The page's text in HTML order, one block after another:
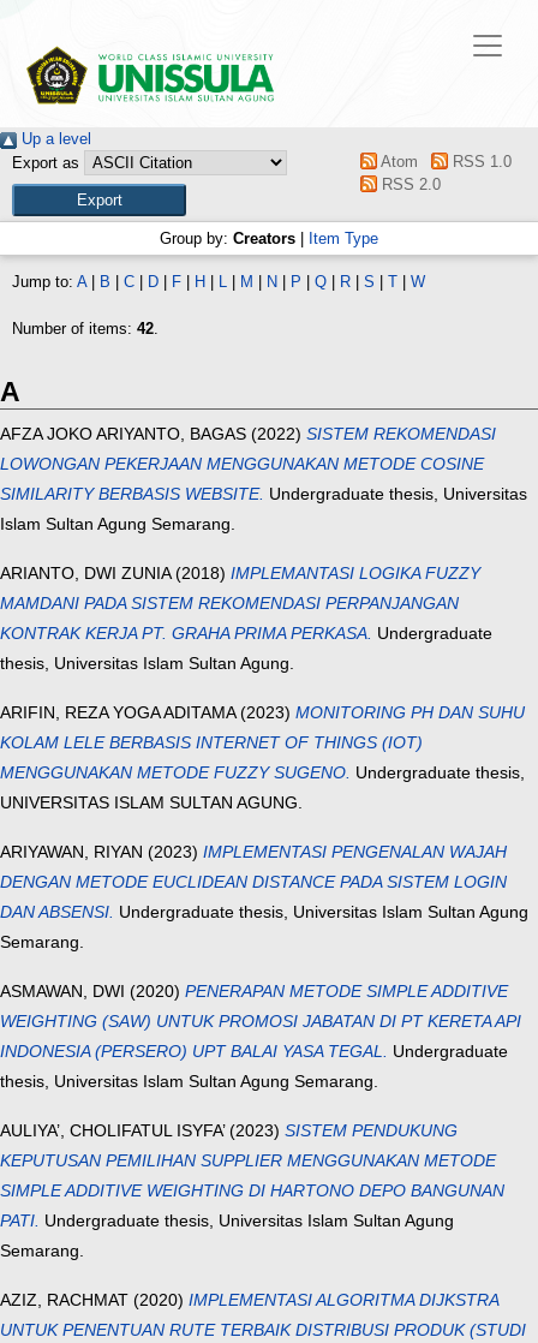
Up a level
Export as
Atom
RSS 1.0
RSS 2.0
Group by: Creators Item Type
Jump to: A| B C D F H L M N P Q R S T W
Number of items: 42.
A
AFZA JOKO ARIYANTO, BAGAS (2022) SISTEM REKOMENDASI
LOWONGAN PEKERJAAN MENGGUNAKAN METODE COSINE
SIMILARITY BERBASIS WEBSITE. Undergraduate thesis, Universitas
Islam Sultan Agung Semarang.
ARIANTO, DWI ZUNIA(2018) IMPLEMANTASI LOGIKA FUZZY
MAMDANI PADA SISTEM REKOMENDASI PERPANJANGAN
KONTRAK KERJA PT. GRAHA PRIMA PERKASA. Undergraduate
thesis, Universitas Islam Sultan Agung.
ARIFIN, REZA YOGA ADITAMA(2023) MONITORING PH DAN SUHU
KOLAM LELE BERBASIS INTERNET OF THINGS (IOT)
MENGGUNAKAN METODE FUZZY SUGENO. Undergraduate thesis,
UNIVERSITAS ISLAM SULTAN AGUNG.
ARIYAWAN, RIYAN (2023) IMPLEMENTASI PENGENALAN WAJAH
DENGAN METODE EUCLIDEAN DISTANCE PADA SISTEM LOGIN
DAN ABSENSI. Undergraduate thesis, Universitas Islam Sultan Agung
Semarang.
ASMAWAN, DWI (2020) PENERAPAN METODE SIMPLE ADDITIVE
WEIGHTING (SAW) UNTUK PROMOSI JABATAN DI PT KERETA API
INDONESIA (PERSERO) UPT BALAI YASA TEGAL. Undergraduate
thesis, Universitas Islam Sultan Agung Semarang.
AULIYA’, CHOLIFATUL ISYFA’(2023) SISTEM PENDUKUNG
KEPUTUSAN PEMILIHAN SUPPLIER MENGGUNAKAN METODE
SIMPLE ADDITIVE WEIGHTING DI HARTONO DEPO BANGUNAN
PATI. Undergraduate thesis, Universitas Islam Sultan Agung
Semarang.
AZIZ, RACHMAT (2020) IMPLEMENTASI ALGORITMA DIJKSTRA
UNTUK PENENTUAN RUTE TERBAIK DISTRIBUSI PRODUK (STUDI